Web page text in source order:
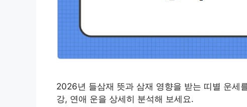
2026년 들삼재 뜻과 삼재 영향을 받는 띠별 운세
강, 연애 운을 상세히 분석해 보세요.